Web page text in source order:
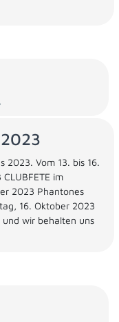
2023. Vom 13. bis 16.
im
2023 Phantones
16. Oktober 2023
und wir behalten uns